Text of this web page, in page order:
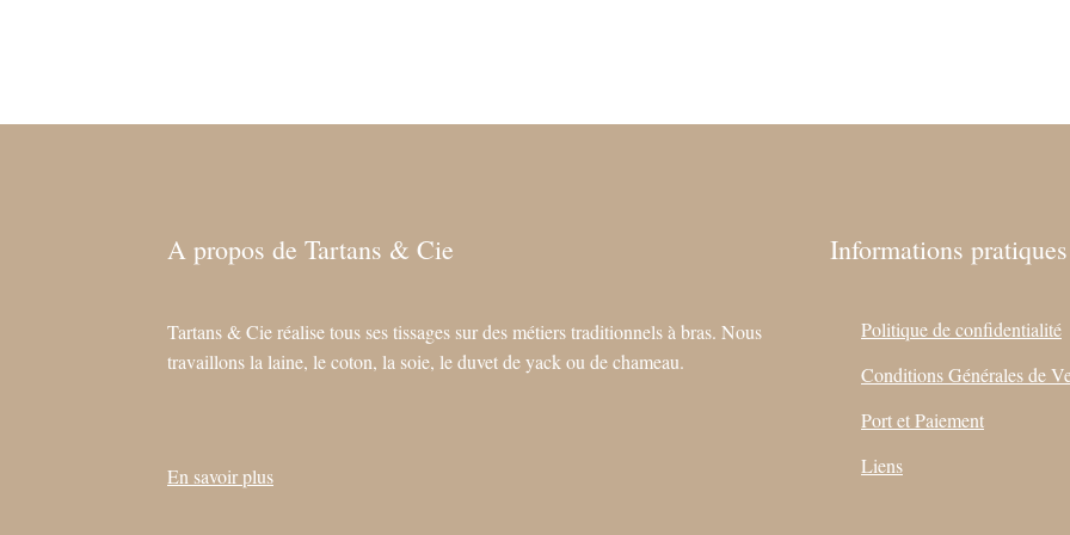
A propos de Tartans & Cie
Tartans & Cie réalise tous ses tissages sur des métiers traditionnels à bras. Nous
travaillons la laine, le coton, la soie, le duvet de yack ou de chameau.
En savoir plus
Informations pratiques
Politique de confidentialité
Conditions Générales de
Port et Paiement
Liens